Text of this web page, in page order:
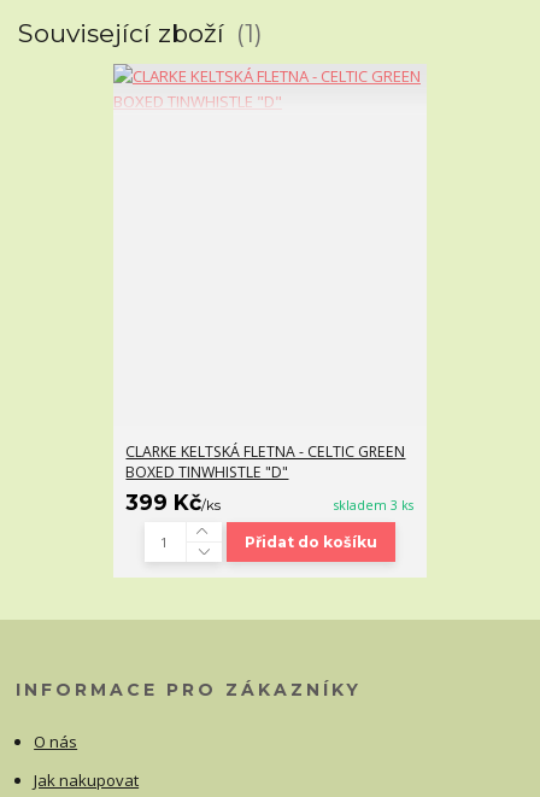
Související zboží 1
CLARKE KELTSKÁ FLETNA - CELTIC GREEN
BOXED TINWHISTLE "D"
399 Kč/ks skladem 3 ks
Přidat do košíku
INFORMACE PRO ZÁKAZNÍKY
O nás
Jak nakupovat